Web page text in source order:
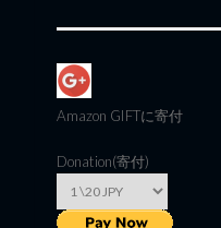
Amazon GIFTに寄付
Donation(寄付)